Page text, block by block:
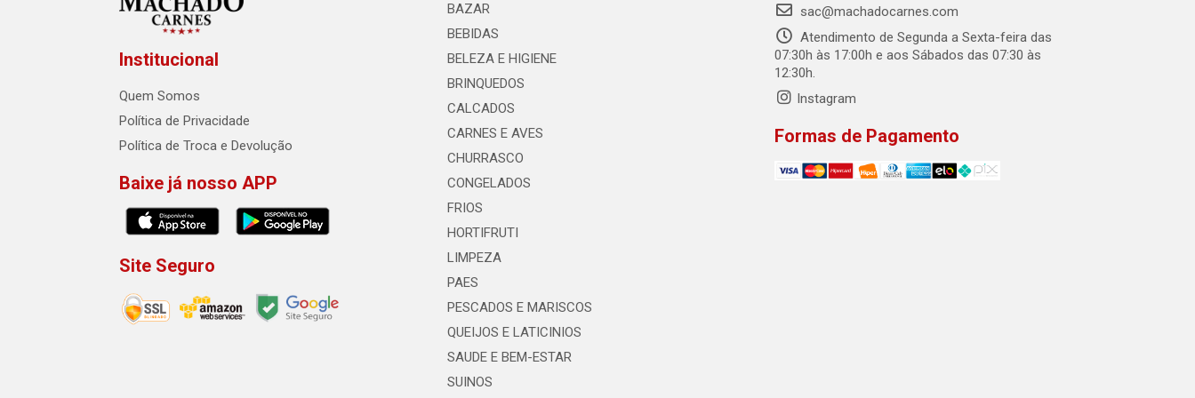
Institucional
Quem Somos
Política de Privacidade
Política de Troca e Devolução
Baixe já nosso APP
Site Seguro
BAZAR
BEBIDAS
BELEZA E HIGIENE
BRINQUEDOS
CALCADOS
CARNES E AVES
CHURRASCO
CONGELADOS
FRIOS
HORTIFRUTI
LIMPEZA
PAES
PESCADOS E MARISCOS
QUEIJOS E LATICINIOS
SAUDE E BEM-ESTAR
SUINOS
sac@machadocarnes.com
Atendimento de Segunda a Sexta-feira das
07:30h às 17:00h e aos Sábados das 07:30 às
12:30h.
Instagram
Formas de Pagamento